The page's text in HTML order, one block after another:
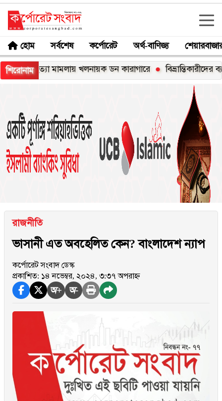
হোম সর্বশেষ কর্পোরেট অর্থ-বাণিজ্য
শিরোনামমামলায় খলনায়ক ডন কারাগারে বিভ্রান্তিকারীদের ব্যাপারে
রাজনীতি
ভাসানী এত অবহেলিত কেন? বাংলাদেশ ন্যাপ
কর্পোরেট সংবাদ ডেস্ক
প্রকাশিত: ১৪ নভেম্বর, ২০২৪, ৩:৩৭ অপরাহ্ন
অ+ অ-